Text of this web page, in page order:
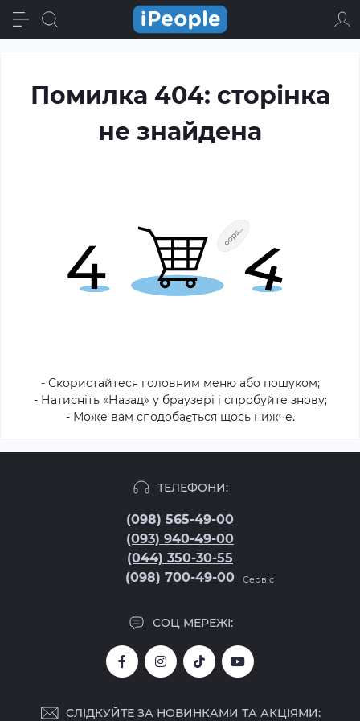
Помилка 404: сторінка
не знайдена
- Скористайтеся головним меню або пошуком;
- Натисніть «Назад» у браузері і спробуйте знову;
- Може вам сподобається щось нижче.
ТЕЛЕФОНИ:
(098) 565-49-00
(093) 940-49-00
(044) 350-30-55
(098) 700-49-00
Сервіс
СОЦ МЕРЕЖІ:
СЛІДКУЙТЕ ЗА НОВИНКАМИ ТА АКЦІЯМИ: